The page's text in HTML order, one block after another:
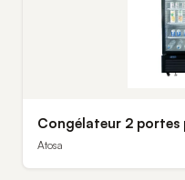
Congélateur 2 portes
Atosa